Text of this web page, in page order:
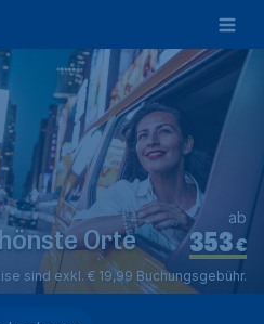
Orte €
353
ab
sind exkl. € 19,99 Buchungsgebühr.